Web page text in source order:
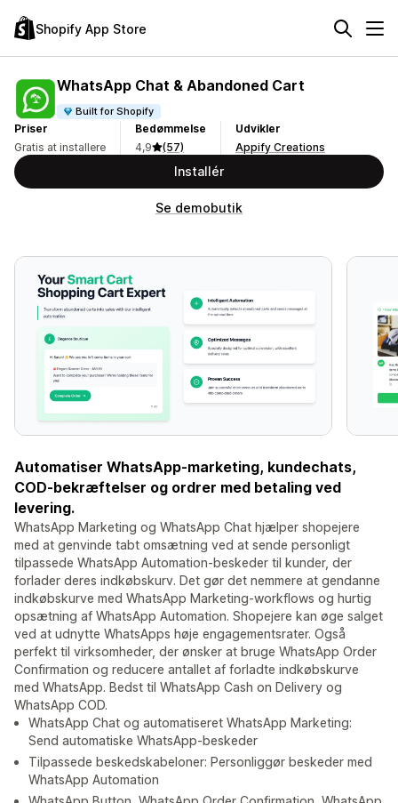
Shopify App Store
WhatsApp Chat & Abandoned Cart
Built for Shopify
Priser
Gratis at installere
Bedømmelse
4,9
(57)
Udvikler
Appify Creations
Installér
Se demobutik
Automatiser WhatsApp-marketing, kundechats,
COD-bekræftelser og ordrer med betaling ved
levering.
WhatsApp Marketing og WhatsApp Chat hjælper shopejere
med at genvinde tabt omsætning ved at sende personligt
tilpassede WhatsApp Automation-beskeder til kunder, der
forlader deres indkøbskurv. Det gør det nemmere at gendanne
indkøbskurve med WhatsApp Marketing-workflows og hurtig
opsætning af WhatsApp Automation. Shopejere kan øge salget
ved at udnytte WhatsApps høje engagementsrater. Også
perfekt til virksomheder, der ønsker at bruge WhatsApp Order
Confirmation og reducere antallet af forladte indkøbskurve
med WhatsApp. Bedst til WhatsApp Cash on Delivery og
WhatsApp COD.
WhatsApp Chat og automatiseret WhatsApp Marketing:
Send automatiske WhatsApp-beskeder
Tilpassede beskedskabeloner: Personliggør beskeder med
WhatsApp Automation